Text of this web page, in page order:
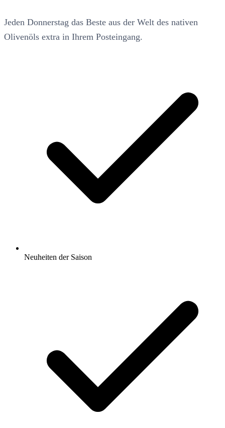
Jeden Donnerstag das Beste aus der Welt des nativen
Olivenöls extra in Ihrem Posteingang.
Neuheiten der Saison